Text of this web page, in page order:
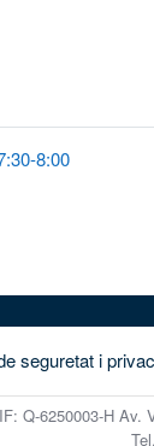
8:00
seguretat i
Q-6250003-H